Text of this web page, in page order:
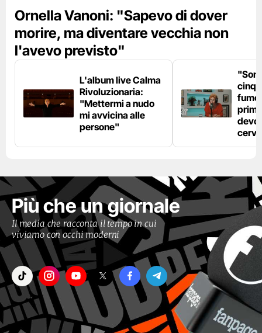
Ornella Vanoni: "Sapevo di dover
morire, ma diventare vecchia non
l'avevo previsto"
L'album live Calma
Rivoluzionaria:
"Mettermi a nudo
mi avvicina alle
persone"
fumo
devo
Più che un giornale
Il media che racconta il tempo in cui
viviamo con occhi moderni